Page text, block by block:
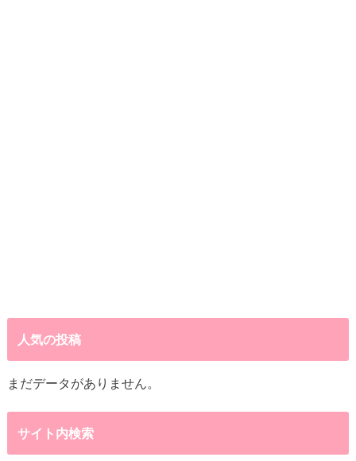
人気の投稿
まだデータがありません。
サイト内検索